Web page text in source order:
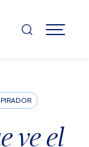
MENÚ
ve el